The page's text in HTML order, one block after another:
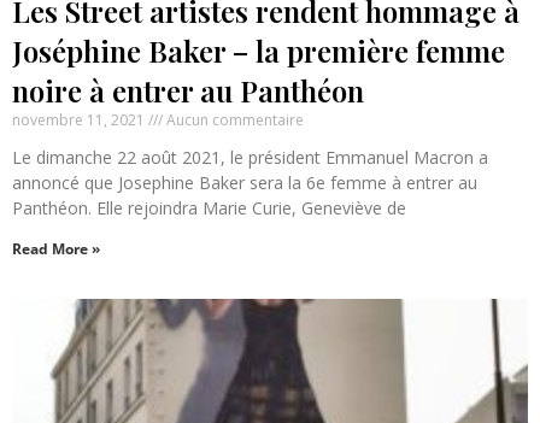
Les Street artistes rendent hommage à
Joséphine Baker – la première femme
noire à entrer au Panthéon
novembre 11, 2021 Aucun commentaire
Le dimanche 22 août 2021, le président Emmanuel Macron a
annoncé que Josephine Baker sera la 6e femme à entrer au
Panthéon. Elle rejoindra Marie Curie, Geneviève de
Read More »